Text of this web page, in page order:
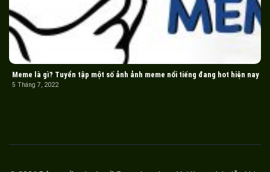
Meme là gì? Tuyển tập một số ảnh ảnh meme nổi tiếng đang hot hiện nay
5 Tháng 7, 2022